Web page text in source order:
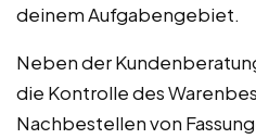
deinem Aufgabengebiet.
Neben der
die Kontrolle des
Nachbestellen von